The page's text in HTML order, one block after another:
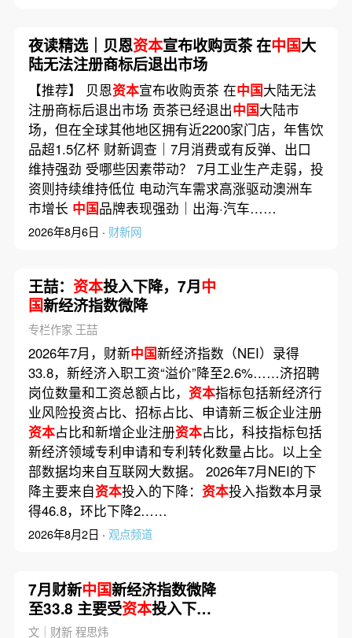
夜读精选｜贝恩资本宣布收购贡茶 在中国大
陆无法注册商标后退出市场
【推荐】 贝恩资本宣布收购贡茶 在中国大陆无法
注册商标后退出市场 贡茶已经退出中国大陆市
场，但在全球其他地区拥有近2200家门店，年售饮
品超1.5亿杯 财新调查｜7月消费或有反弹、出口
维持强劲 受哪些因素带动？ 7月工业生产走弱，投
资则持续维持低位 电动汽车需求高涨驱动澳洲车
市增长 中国品牌表现强劲｜出海·汽车……
2026年8月6日 · 财新网
王喆： 资本投入下降，7月中
国新经济指数微降
专栏作家 王喆
2026年7月，财新中国新经济指数（NEI）录得
33.8，新经济入职工资“溢价”降至2.6%……济招聘
岗位数量和工资总额占比， 资本指标包括新经济行
业风险投资占比、招标占比、申请新三板企业注册
资本占比和新增企业注册资本占比，科技指标包括
新经济领域专利申请和专利转化数量占比。以上全
部数据均来自互联网大数据。 2026年7月NEI的下
降主要来自资本投入的下降： 资本投入指数本月录
得46.8，环比下降2……
2026年8月2日 · 观点频道
7月财新中国新经济指数微降
至33.8 主要受资本投入下降
影响
文｜财新 程思炜